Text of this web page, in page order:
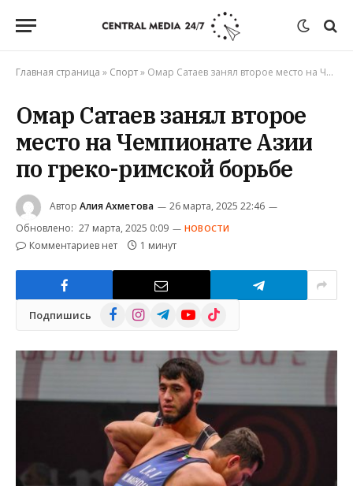
Главная страница » Спорт» Омар Сатаев занял второе место на Чемпионате Азии по греко-римской борьбе
Омар Сатаев занял второе
место на Чемпионате Азии
по греко-римской борьбе
Автор Алия Ахметова
26 марта, 2025 22:46
Обновлено: 27 марта, 2025 0:09 НОВОСТИ
Комментариев нет 1 минут
Подпишись FacebookInstagramTelegramYouTube
TikTok